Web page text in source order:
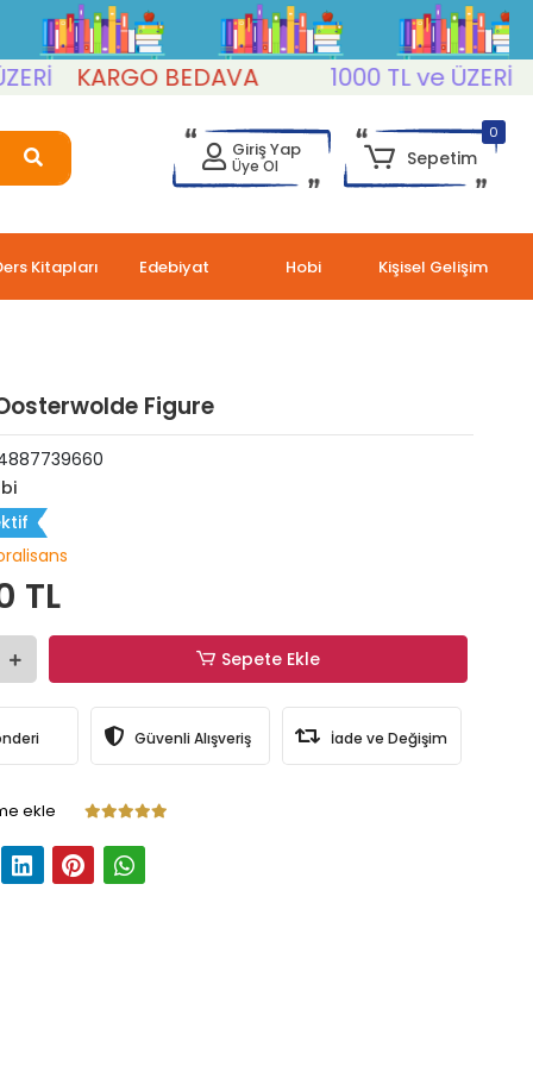
KARGO BEDAVA 1000 TL ve ÜZERİ
Giriş Yap
Üye Ol
0
Sepetim
Kitapları Edebiyat Hobi Kişisel Gelişim
Figure
TL
Sepete Ekle
Güvenli Alışveriş İade ve Değişim
ekle